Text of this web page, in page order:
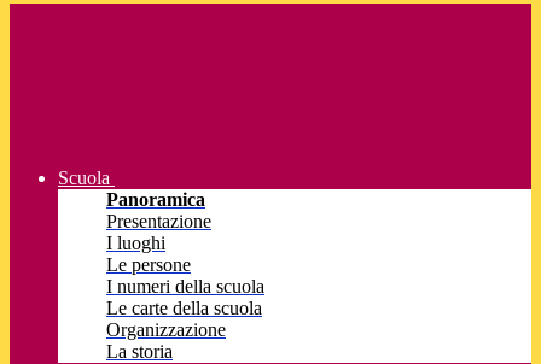
Scuola
Panoramica
Presentazione
I luoghi
Le persone
I numeri della scuola
Le carte della scuola
Organizzazione
La storia